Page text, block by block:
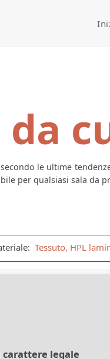
le ultime
per qualsiasi sala da
Tessuto, HPL
carattere legale